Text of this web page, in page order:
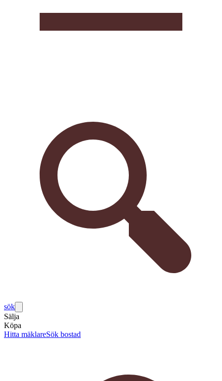
sök
Sälja
Köpa
Hitta mäklareSök bostad